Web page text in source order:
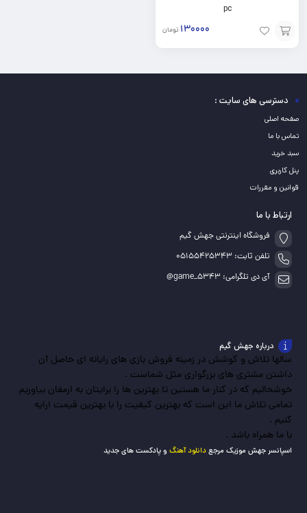
pc
۱۳۰۰۰۰ تومان
افزودن
به
دسترسی های سایت :
صفحه اصلی
تماس با ما
سبد خرید
پنل کاربری
قوانین و مقررات
ارتباط با ما
فروشگاه اینترنتی جهش گیم
تلفن ثابت: 05155425343
آی دی تلگرامی: game_5343@
درباره جهش گیم
سالها تلاش و کوشش در زمینه فروش بازی های رایانه ای حاصل آن
داشتن مشتری های بزرگواری مثل شماست .
خوشحالیم که در کنار ما هستین تا بهترین ها را برایتان به ارمغان بیاوریم
تمامی تلاش ما این است که بهترین کیفیت را با بهترین قیمت ارایه
کنیم .
با ما همراه باشد .
اسپانسر جهش موزیک مرجعدانلود آهنگ و پادکست های جدید